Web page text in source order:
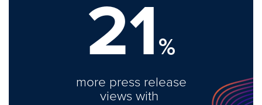
21%
more press release
views with